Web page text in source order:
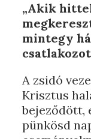
„Akik
mintegy
A zsidó
Krisztus
bejeződött,
pünkösd